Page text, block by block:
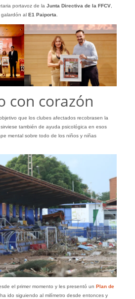
portavoz de la Junta Directiva de la FFCV,
al E1 Paiporta.
con corazón
que los clubes afectados recobrasen la
también de ayuda psicológica en esos
mental sobre todo de los niños y niñas
el primer momento y les presentó un Plan de
ido siguiendo al milímetro desde entonces y